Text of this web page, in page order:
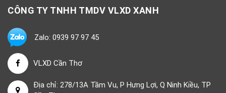
CÔNG TY TNHH TMDV VLXD XANH
Zalo: 0939 97 97 45
VLXD Cần Thơ
Địa chỉ: 278/13A Tầm Vu, P Hưng Lợi, Q Ninh Kiều, TP